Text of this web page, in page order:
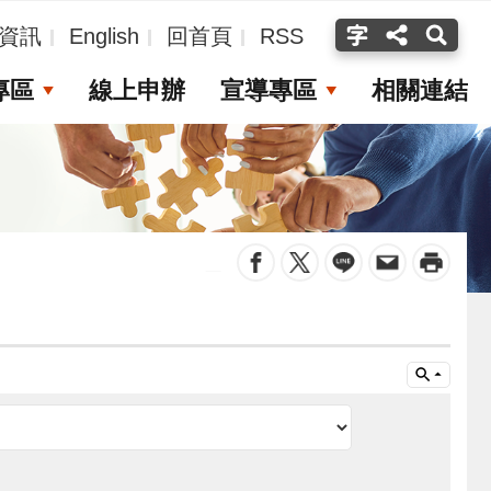
訊 English 回首頁 RSS
區 線上申辦 宣導專區 相關連結